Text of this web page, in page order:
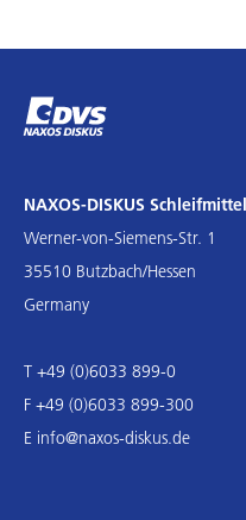
NAXOS-DISKUS
Werner-von-Siemens-Str. 1
35510 Butzbach/Hessen
Germany
T +49 (0)6033 899-0
F +49 (0)6033 899-300
E info@naxos-diskus.de